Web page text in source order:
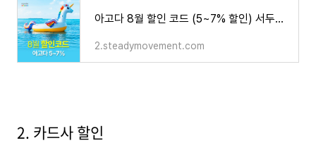
아고다 8월 할인 코드 (5~7% 할인) 서두르세요
2.steadymovement.com
2. 카드사 할인